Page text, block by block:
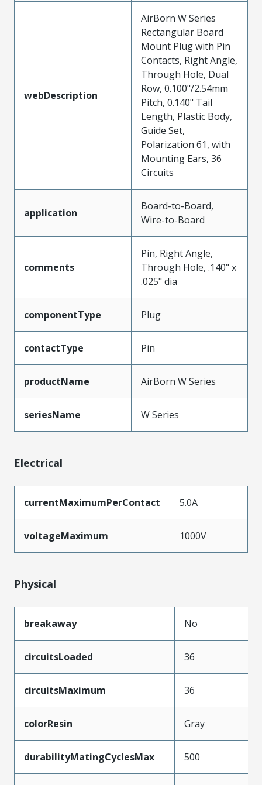
webDescription
AirBorn W Series
Rectangular Board
Mount Plug with Pin
Contacts, Right Angle,
Through Hole, Dual
Row, 0.100"/2.54mm
Pitch, 0.140" Tail
Length, Plastic Body,
Guide Set,
Polarization 61, with
Mounting Ears, 36
Circuits
application
Board-to-Board,
Wire-to-Board
comments
Pin, Right Angle,
Through Hole, .140" x
.025" dia
componentType Plug
contactType Pin
productName AirBorn W Series
seriesName W Series
Electrical
currentMaximumPerContact 5.0A
voltageMaximum 1000V
Physical
breakaway No
circuitsLoaded 36
circuitsMaximum 36
colorResin Gray
durabilityMatingCyclesMax 500